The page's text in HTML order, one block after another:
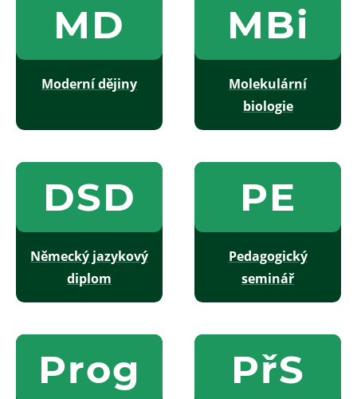
MD
Moderní dějiny
MBi
Molekulární
biologie
DSD
Německý jazykový
diplom
PE
Pedagogický
seminář
Prog PřS